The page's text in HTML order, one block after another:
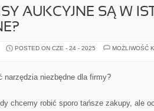
AUKCYJNE SĄ W
POSTED ON CZE - 24 - 2025
MOŻLIWOŚĆ
narzędzia niezbędne dla firmy?
chcemy robić sporo tańsze zakupy, ale